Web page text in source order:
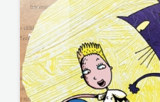
Pearson
PLANET
ZOE
PLANETOPIJA